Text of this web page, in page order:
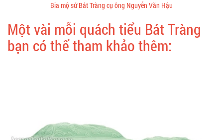
Bia mộ sứ Bát Tràng cụ ông Nguyễn Văn Hậu
Một vài mỗi quách tiểu Bát Tràng
bạn có thể tham khảo thêm: